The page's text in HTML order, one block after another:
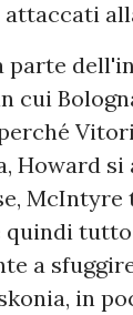
parte
cui
Howard si
McIntyre
quindi
a
in